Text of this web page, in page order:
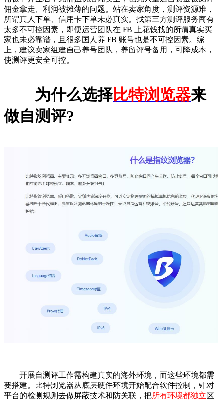
佣金拿走、利润被摊薄的问题。站在卖家角度，测评资源难，
所谓真人下单、信用卡下单未必真实。找第三方测评服务商有
太多不可控因素，即便运营团队在 FB 上花钱找的所谓真实买
家也未必靠谱，且很多国人养 FB 账号也是不可控因素。综
上，建议卖家组建自己养号团队，养留评号备用，可降成本，
使测评更安全可控。
为什么选择比特浏览器来
做自测评?
开展自测评工作需构建真实的海外环境，而这些环境都需
要搭建。比特浏览器从底层硬件环境开始配合软件控制，针对
平台的检测规则去做屏蔽技术和防关联，把所有环境都独立区